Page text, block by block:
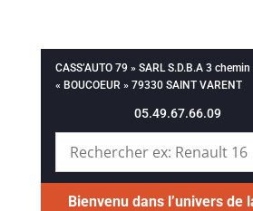
CASS’AUTO 79 » SARL S.D.B.A 3
« BOUCOEUR » 79330 SAINT VARENT
05.49.67.66.09
Bienvenu dans l’univers de